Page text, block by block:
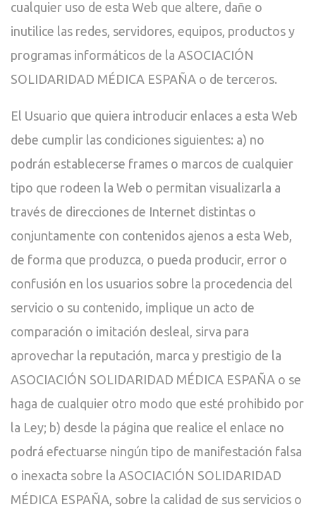
cualquier uso de esta Web que altere, dañe o
inutilice las redes, servidores, equipos, productos y
programas informáticos de la ASOCIACIÓN
SOLIDARIDAD MÉDICA ESPAÑA o de terceros.
El Usuario que quiera introducir enlaces a esta Web
debe cumplir las condiciones siguientes: a) no
podrán establecerse frames o marcos de cualquier
tipo que rodeen la Web o permitan visualizarla a
través de direcciones de Internet distintas o
conjuntamente con contenidos ajenos a esta Web,
de forma que produzca, o pueda producir, error o
confusión en los usuarios sobre la procedencia del
servicio o su contenido, implique un acto de
comparación o imitación desleal, sirva para
aprovechar la reputación, marca y prestigio de la
ASOCIACIÓN SOLIDARIDAD MÉDICA ESPAÑA o se
haga de cualquier otro modo que esté prohibido por
la Ley; b) desde la página que realice el enlace no
podrá efectuarse ningún tipo de manifestación falsa
o inexacta sobre la ASOCIACIÓN SOLIDARIDAD
MÉDICA ESPAÑA, sobre la calidad de sus servicios o